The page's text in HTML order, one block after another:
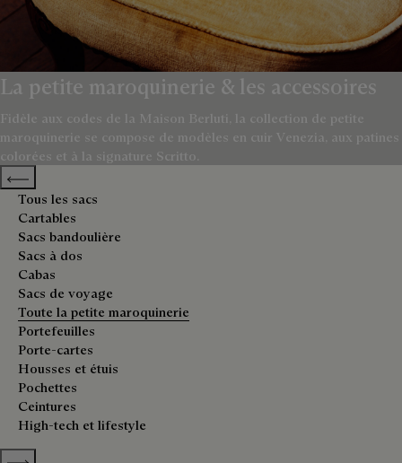
La petite maroquinerie & les accessoires
Fidèle aux codes de la Maison Berluti, la collection de petite
maroquinerie se compose de modèles en cuir Venezia, aux patines
colorées et à la signature Scritto.
Previous categories
Tous les sacs
Cartables
Sacs bandoulière
Sacs à dos
Cabas
Sacs de voyage
Toute la petite maroquinerie
Portefeuilles
Porte-cartes
Housses et étuis
Pochettes
Ceintures
High-tech et lifestyle